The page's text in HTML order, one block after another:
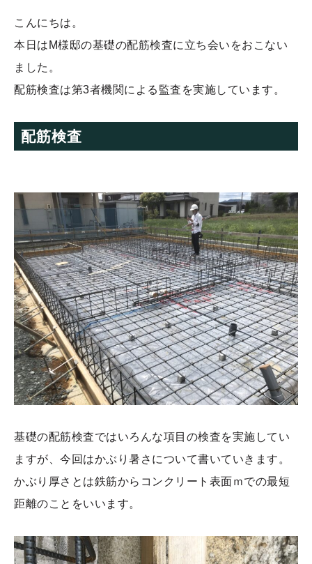
こんにちは。
本日はM様邸の基礎の配筋検査に立ち会いをおこない
ました。
配筋検査は第3者機関による監査を実施しています。
配筋検査
基礎の配筋検査ではいろんな項目の検査を実施してい
ますが、今回はかぶり暑さについて書いていきます。
かぶり厚さとは鉄筋からコンクリート表面ｍでの最短
距離のことをいいます。